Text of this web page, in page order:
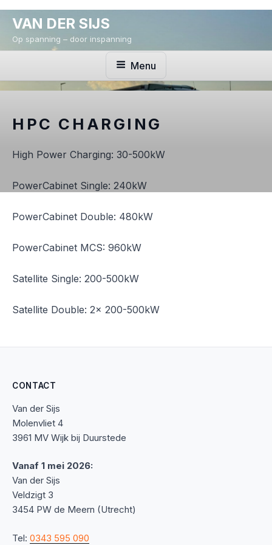
naar
inhoud
VAN DER SIJS
Op spanning – door inspanning
Menu
HPC CHARGING
High Power Charging: 30-500kW
PowerCabinet Single: 240kW
PowerCabinet Double: 480kW
PowerCabinet MCS: 960kW
Satellite Single: 200-500kW
Satellite Double: 2x 200-500kW
CONTACT
Van der Sijs
Molenvliet 4
3961 MV Wijk bij Duurstede
Vanaf 1 mei 2026:
Van der Sijs
Veldzigt 3
3454 PW de Meern (Utrecht)
Tel: 0343 595 090